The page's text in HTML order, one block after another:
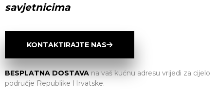
savjetnicima
KONTAKTIRAJTE NAS
BESPLATNA DOSTAVAna vaš kućnu adresu vrijedi za cijelo
područje Republike Hrvatske.